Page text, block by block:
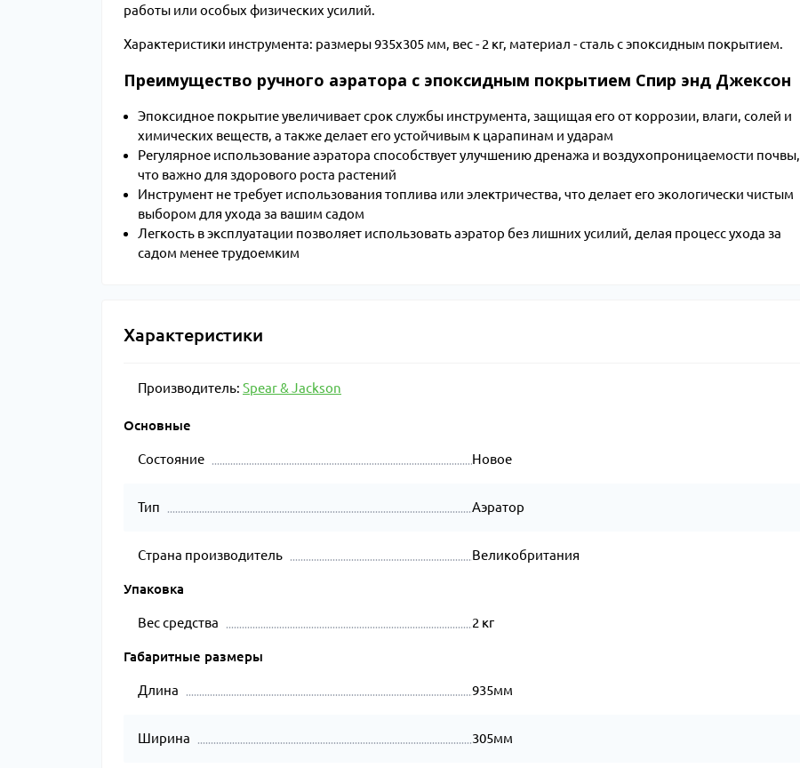
работы или особых физических усилий.
Характеристики инструмента: размеры 935х305 мм, вес - 2 кг, материал - сталь с эпоксидным покрытием.
Преимущество ручного аэратора с эпоксидным покрытием Спир энд Джексон
Эпоксидное покрытие увеличивает срок службы инструмента, защищая его от коррозии, влаги, солей и
химических веществ, а также делает его устойчивым к царапинам и ударам
Регулярное использование аэратора способствует улучшению дренажа и воздухопроницаемости почвы,
что важно для здорового роста растений
Инструмент не требует использования топлива или электричества, что делает его экологически чистым
выбором для ухода за вашим садом
Легкость в эксплуатации позволяет использовать аэратор без лишних усилий, делая процесс ухода за
садом менее трудоемким
Характеристики
Производитель: Spear & Jackson
Основные
Состояние Новое
Тип Аэратор
Страна производитель Великобритания
Упаковка
Вес средства 2 кг
Габаритные размеры
Длина 935мм
Ширина 305мм